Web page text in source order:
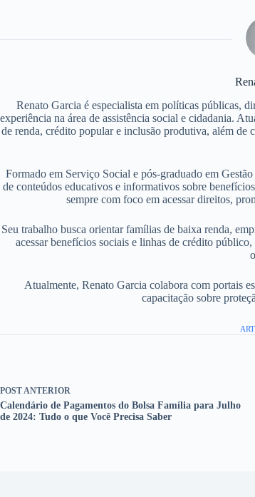
Renato Garcia é especialista em políticas públicas,
experiência na área de assistência social e cidadania.
de renda, crédito popular e inclusão produtiva, além de
Formado em Serviço Social e pós-graduado em
de conteúdos educativos e informativos sobre
sempre com foco em acessar direitos,
Seu trabalho busca orientar famílias de baixa renda,
acessar benefícios sociais e linhas de crédito
Atualmente, Renato Garcia colabora com portais
capacitação sobre
POST ANTERIOR
Calendário de Pagamentos do Bolsa Família para Julho
de 2024: Tudo o que Você Precisa Saber